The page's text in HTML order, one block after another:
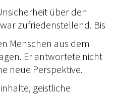
über den
zufriedenstellend. Bis
Menschen aus dem
Er antwortete nicht
neue Perspektive.
geistliche